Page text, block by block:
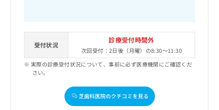
受付状況
診療受付時間外
次回受付：2日後（月曜）の8:30～11:30
実際の診療受付状況について、事前に必ず医療機関にご確認くだ
さい。
芝歯科医院のクチコミを見る